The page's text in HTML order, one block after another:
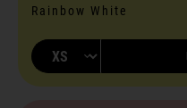
Rainbow White